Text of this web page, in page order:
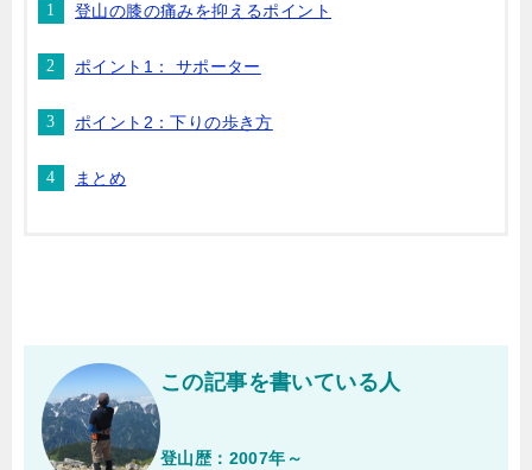
登山の膝の痛みを抑えるポイント
ポイント1： サポーター
ポイント2：下りの歩き方
まとめ
この記事を書いている人
登山歴：2007年～